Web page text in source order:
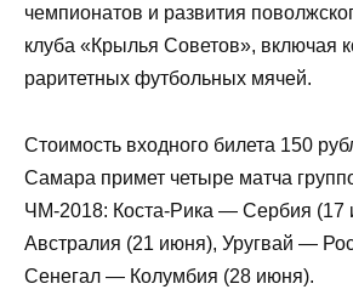
чемпионатов и развития
клуба «Крылья Советов», включая
раритетных футбольных мячей.
Стоимость входного билета 150
Самара примет четыре матча
ЧМ-2018: Коста-Рика — Сербия
Австралия (21 июня), Уругвай —
Сенегал — Колумбия (28 июня).